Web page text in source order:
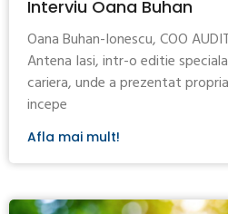
Interviu Oana Buhan
Oana Buhan-Ionescu, COO
Antena Iasi, intr-o editie
cariera, unde a prezentat
incepe
Afla mai mult!